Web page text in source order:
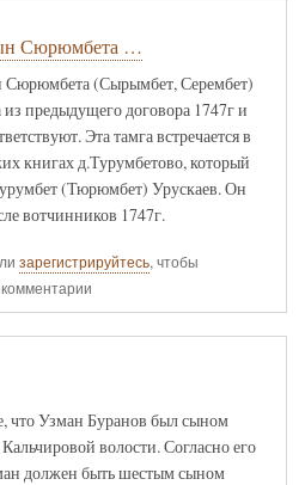
Сюрюмбета …
Сюрюмбета (Сырымбет, Серембет)
из предыдущего договора 1747г и
Эта тамга встречается в
книгах д.Турумбетово, который
(Тюрюмбет) Урускаев. Он
вотчинников 1747г.
зарегистрируйтесь, чтобы
что Узман Буранов был сыном
волости. Согласно его
должен быть шестым сыном